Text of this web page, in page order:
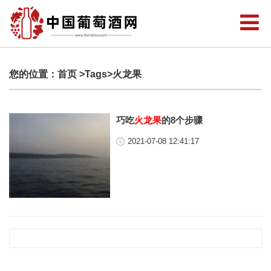
您的位置： 首页 >Tags>火龙果
巧吃火龙果的8个步骤
2021-07-08 12:41:17